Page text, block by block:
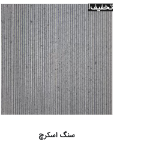
تخفیف!
سنگ اسکرچ